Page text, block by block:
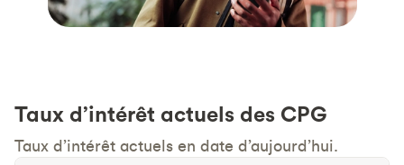
Taux d’intérêt actuels des CPG
Taux d’intérêt actuels en date d’aujourd’hui.